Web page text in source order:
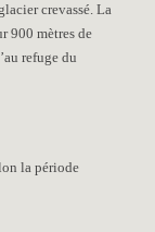
crevassé. La
900 mètres de
refuge du
la période